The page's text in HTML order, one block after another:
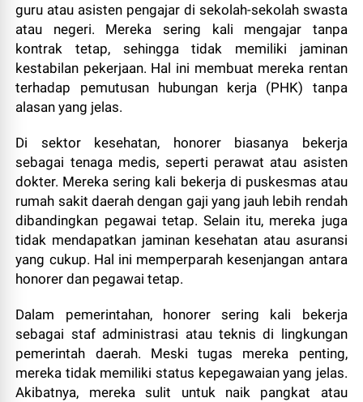
guru atau asisten pengajar di sekolah-sekolah swasta
atau negeri. Mereka sering kali mengajar tanpa
kontrak tetap, sehingga tidak memiliki jaminan
kestabilan pekerjaan. Hal ini membuat mereka rentan
terhadap pemutusan hubungan kerja (PHK) tanpa
alasan yang jelas.
Di sektor kesehatan, honorer biasanya bekerja
sebagai tenaga medis, seperti perawat atau asisten
dokter. Mereka sering kali bekerja di puskesmas atau
rumah sakit daerah dengan gaji yang jauh lebih rendah
dibandingkan pegawai tetap. Selain itu, mereka juga
tidak mendapatkan jaminan kesehatan atau asuransi
yang cukup. Hal ini memperparah kesenjangan antara
honorer dan pegawai tetap.
Dalam pemerintahan, honorer sering kali bekerja
sebagai staf administrasi atau teknis di lingkungan
pemerintah daerah. Meski tugas mereka penting,
mereka tidak memiliki status kepegawaian yang jelas.
Akibatnya, mereka sulit untuk naik pangkat atau